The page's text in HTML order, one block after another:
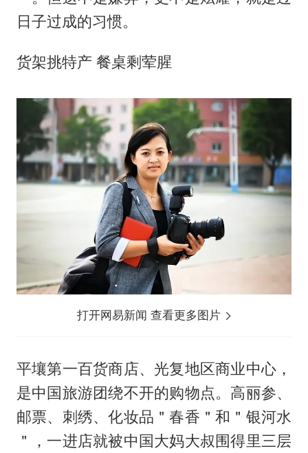
日子过成的习惯。
货架挑特产 餐桌剩荤腥
打开网易新闻 查看更多图片
平壤第一百货商店、光复地区商业中心，
是中国旅游团绕不开的购物点。高丽参、
邮票、刺绣、化妆品＂春香＂和＂银河水
＂，一进店就被中国大妈大叔围得里三层